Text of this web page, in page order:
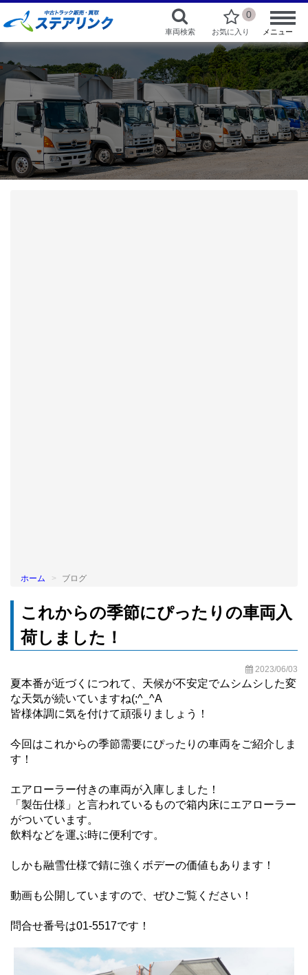
車両検索
0
お気に入り メニュー
ホーム ブログ
これからの季節にぴったりの車両入
荷しました！
2023/06/03
夏本番が近づくにつれて、天候が不安定でムシムシした変
な天気が続いていますね(;^_^A
皆様体調に気を付けて頑張りましょう！
今回はこれからの季節需要にぴったりの車両をご紹介しま
す！
エアローラー付きの車両が入庫しました！
「製缶仕様」と言われているもので箱内床にエアローラー
がついています。
飲料などを運ぶ時に便利です。
しかも融雪仕様で錆に強くボデーの価値もあります！
動画も公開していますので、ぜひご覧ください！
問合せ番号は01-5517です！